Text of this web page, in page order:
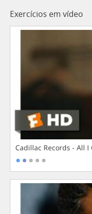
Exercícios em vídeo
Cadillac Records - All I